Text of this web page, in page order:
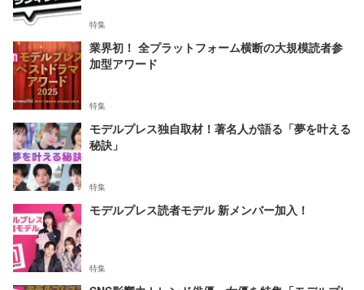
特集
業界初！ 全プラットフォーム横断の大規模読者参
加型アワード
特集
モデルプレス独自取材！著名人が語る「夢を叶える
秘訣」
特集
モデルプレス読者モデル 新メンバー加入！
特集